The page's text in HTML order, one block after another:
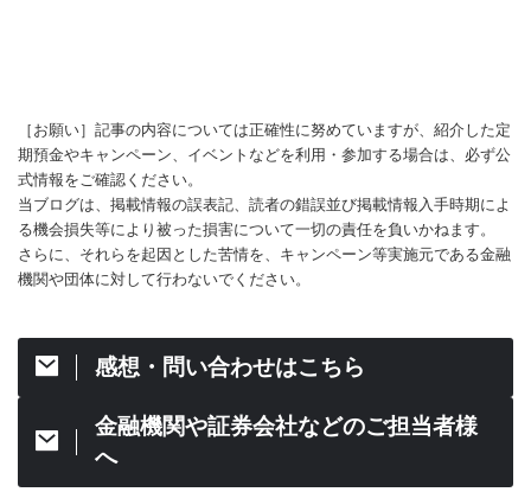
［お願い］記事の内容については正確性に努めていますが、紹介した定
期預金やキャンペーン、イベントなどを利用・参加する場合は、必ず公
式情報をご確認ください。
当ブログは、掲載情報の誤表記、読者の錯誤並び掲載情報入手時期によ
る機会損失等により被った損害について一切の責任を負いかねます。
さらに、それらを起因とした苦情を、キャンペーン等実施元である金融
機関や団体に対して行わないでください。
感想・問い合わせはこちら
金融機関や証券会社などのご担当者様
へ